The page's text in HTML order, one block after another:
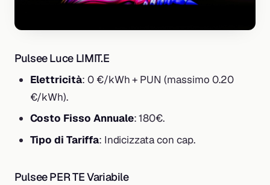
Pulsee Luce LIMIT.E
Elettricità: 0 €/kWh + PUN (massimo 0.20
€/kWh).
Costo Fisso Annuale: 180€.
Tipo di Tariffa: Indicizzata con cap.
Pulsee PER TE Variabile